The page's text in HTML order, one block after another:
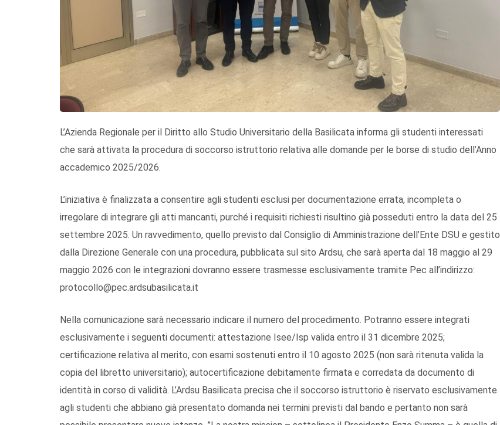
L’Azienda Regionale per il Diritto allo Studio Universitario della Basilicata informa gli studenti interessati
che sarà attivata la procedura di soccorso istruttorio relativa alle domande per le borse di studio dell’Anno
accademico 2025/2026.
L’iniziativa è finalizzata a consentire agli studenti esclusi per documentazione errata, incompleta o
irregolare di integrare gli atti mancanti, purché i requisiti richiesti risultino già posseduti entro la data del 25
settembre 2025. Un ravvedimento, quello previsto dal Consiglio di Amministrazione dell’Ente DSU e gestito
dalla Direzione Generale con una procedura, pubblicata sul sito Ardsu, che sarà aperta dal 18 maggio al 29
maggio 2026 con le integrazioni dovranno essere trasmesse esclusivamente tramite Pec all’indirizzo:
protocollo@pec.ardsubasilicata.it
Nella comunicazione sarà necessario indicare il numero del procedimento. Potranno essere integrati
esclusivamente i seguenti documenti: attestazione Isee/Isp valida entro il 31 dicembre 2025;
certificazione relativa al merito, con esami sostenuti entro il 10 agosto 2025 (non sarà ritenuta valida la
copia del libretto universitario); autocertificazione debitamente firmata e corredata da documento di
identità in corso di validità. L’Ardsu Basilicata precisa che il soccorso istruttorio è riservato esclusivamente
agli studenti che abbiano già presentato domanda nei termini previsti dal bando e pertanto non sarà